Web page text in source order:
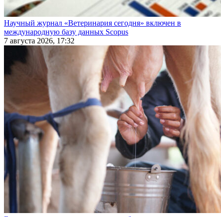
Научный журнал «Ветеринария сегодня» включен в
международную базу данных Scopus
7 августа 2026, 17:32